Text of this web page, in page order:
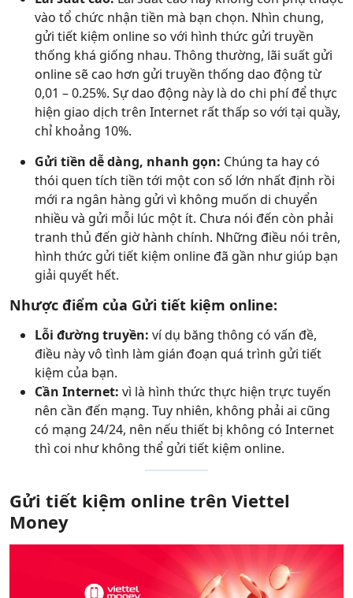
vào tổ chức nhận tiền mà bạn chọn. Nhìn chung,
gửi tiết kiệm online so với hình thức gửi truyền
thống khá giống nhau. Thông thường, lãi suất gửi
online sẽ cao hơn gửi truyền thống dao động từ
0,01 – 0.25%. Sự dao động này là do chi phí để thực
hiện giao dịch trên Internet rất thấp so với tại quầy,
chỉ khoảng 10%.
Gửi tiền dễ dàng, nhanh gọn: Chúng ta hay có
thói quen tích tiền tới một con số lớn nhất định rồi
mới ra ngân hàng gửi vì không muốn di chuyển
nhiều và gửi mỗi lúc một ít. Chưa nói đến còn phải
tranh thủ đến giờ hành chính. Những điều nói trên,
hình thức gửi tiết kiệm online đã gần như giúp bạn
giải quyết hết.
Nhược điểm của Gửi tiết kiệm online:
Lỗi đường truyền: ví dụ băng thông có vấn đề,
điều này vô tình làm gián đoạn quá trình gửi tiết
kiệm của bạn.
Cần Internet: vì là hình thức thực hiện trực tuyến
nên cần đến mạng. Tuy nhiên, không phải ai cũng
có mạng 24/24, nên nếu thiết bị không có Internet
thì coi như không thể gửi tiết kiệm online.
Gửi tiết kiệm online trên Viettel
Money